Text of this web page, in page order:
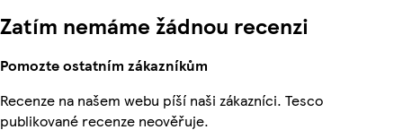
Zatím nemáme žádnou recenzi
Pomozte ostatním zákazníkům
Recenze na našem webu píší naši zákazníci. Tesco
publikované recenze neověřuje.